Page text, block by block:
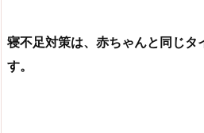
寝不足対策は、赤ちゃんと同じタ
す。